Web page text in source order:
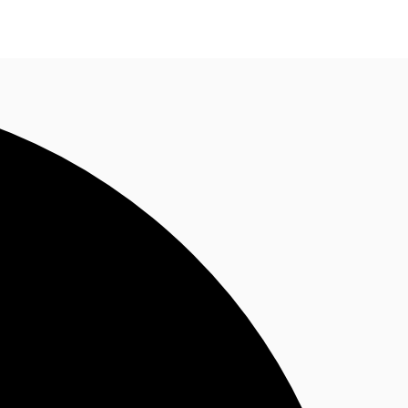
Nous contacter